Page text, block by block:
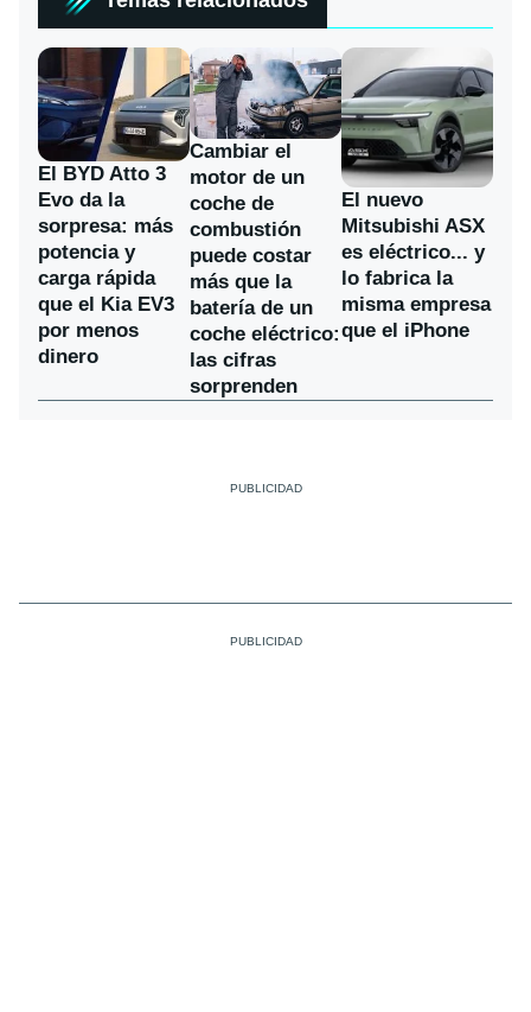
El BYD Atto 3
Evo da la
sorpresa: más
potencia y
carga rápida
que el Kia EV3
por menos
dinero
Cambiar el
motor de un
coche de
combustión
puede costar
más que la
batería de un
coche eléctrico:
las cifras
sorprenden
El nuevo
Mitsubishi ASX
es eléctrico... y
lo fabrica la
misma empresa
que el iPhone